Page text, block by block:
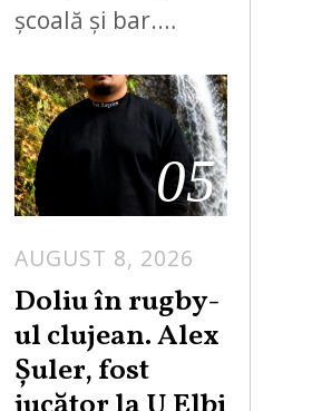
școală și bar.…
05
AUGUST 8, 2026
Doliu în rugby-
ul clujean. Alex
Șuler, fost